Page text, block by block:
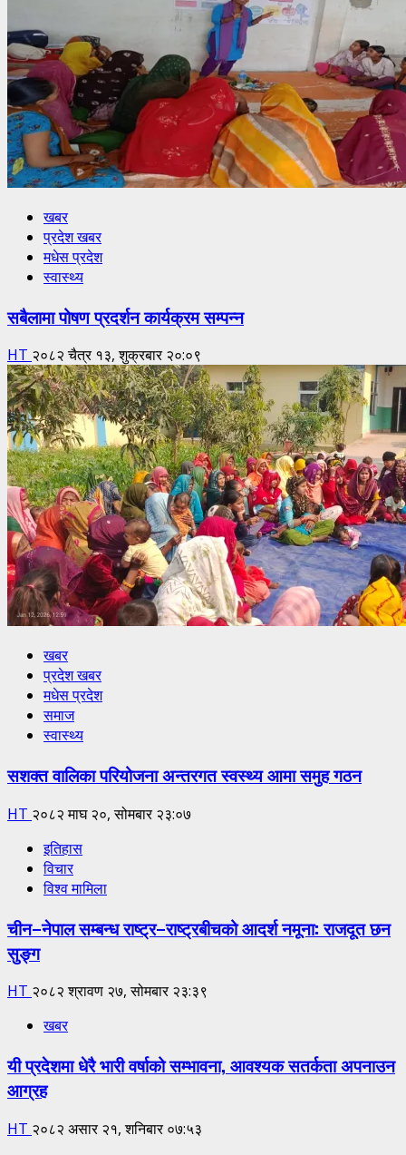
खबर
प्रदेश खबर
मधेस प्रदेश
स्वास्थ्य
सबैलामा पोषण प्रदर्शन कार्यक्रम सम्पन्न
HT २०८२ चैत्र १३, शुक्रबार २०:०९
खबर
प्रदेश खबर
मधेस प्रदेश
समाज
स्वास्थ्य
सशक्त वालिका परियोजना अन्तरगत स्वस्थ्य आमा समुह गठन
HT २०८२ माघ २०, सोमबार २३:०७
इतिहास
विचार
विश्व मामिला
चीन–नेपाल सम्बन्ध राष्ट्र–राष्ट्रबीचको आदर्श नमूना: राजदूत छन
सुङ्ग
HT २०८२ श्रावण २७, सोमबार २३:३९
खबर
यी प्रदेशमा धेरै भारी वर्षाको सम्भावना, आवश्यक सतर्कता अपनाउन
आग्रह
HT २०८२ असार २१, शनिबार ०७:५३